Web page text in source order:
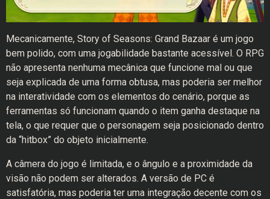
Mecanicamente, Story of Seasons: Grand Bazaar é um jogo
bem polido, com uma jogabilidade bastante acessível. O RPG
não apresenta nenhuma mecânica que funcione mal ou que
seja explicada de uma forma obtusa, mas poderia ser melhor
na interatividade com os elementos do cenário, porque as
ferramentas só funcionam quando o item ganha destaque na
tela, o que requer que o personagem seja posicionado dentro
da “hitbox” do objeto inicialmente.
A câmera do jogo é limitada, e o ângulo e a proximidade da
visão não podem ser alterados. A versão de PC é
satisfatória, mas poderia ter uma integração decente com os